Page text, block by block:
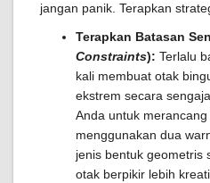
jangan panik. Terapkan
Terapkan Batasan
Constraints): Terlalu
kali membuat otak
ekstrem secara
Anda untuk
menggunakan dua
jenis bentuk geometris
otak berpikir lebih